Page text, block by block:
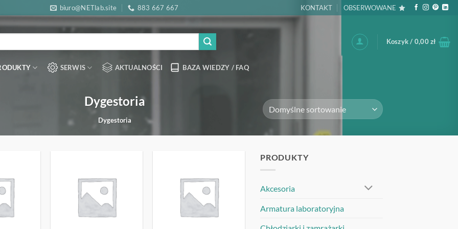
biuro@NETlab.site 883 667 667 KONTAKT OBSERWOWANE
Koszyk / 0,00zł
SERWIS AKTUALNOŚCI BAZA WIEDZY / FAQ
Dygestoria
Dygestoria
OBSERWUJ OBSERWUJ OBSERWUJ
PRODUKTY
Akcesoria
Armatura laboratoryjna